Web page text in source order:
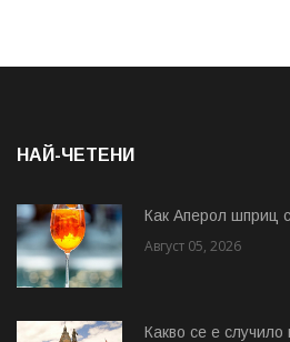
НАЙ-ЧЕТЕНИ
Как Аперол шприц
Август 05, 2026
Какво се е случило